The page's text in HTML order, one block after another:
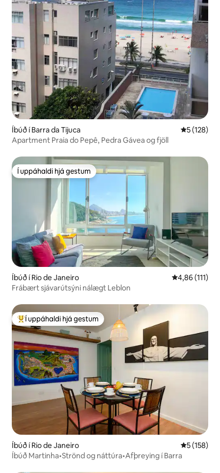
Íbúð í Barra da Tijuca 5 af 5 í
5 (128)
Apartment Praia do Pepê, Pedra Gávea og fjöll
Í uppáhaldi hjá gestum
Í uppáhaldi hjá gestum
Íbúð í Rio de Janeiro 4,86 af 5 í
4,86 (111)
Frábært sjávarútsýni nálægt Leblon
Í mestu uppáhaldi hjá gestum
Í uppáhaldi hjá gestum
Íbúð í Rio de Janeiro 5 af 5 í
5 (158)
Íbúð Martinha•Strönd og náttúra•Afþreying í Barra